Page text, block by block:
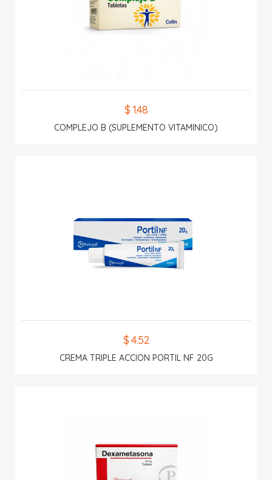
$ 1.48
COMPLEJO B (SUPLEMENTO VITAMINICO)
$ 4.52
CREMA TRIPLE ACCION PORTIL NF 20G